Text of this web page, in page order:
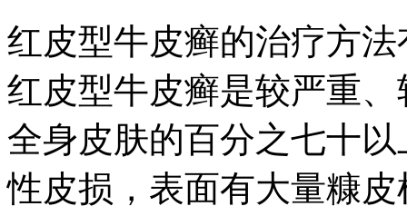
红皮型牛皮癣的治疗方
红皮型牛皮癣是较严重
全身皮肤的百分之七十
性皮损，表面有大量糠